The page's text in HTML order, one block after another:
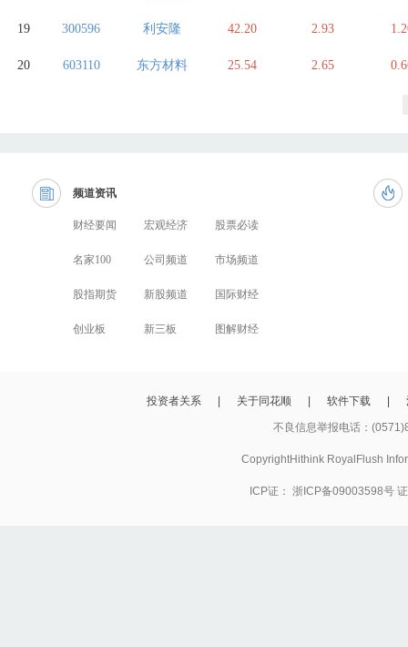
19 300596 利安隆 42.20 2.93
20 603110 东方材料 25.54 2.65
频道资讯
财经要闻 宏观经济 股票必读
名家100 公司频道 市场频道
股指期货 新股频道 国际财经
创业板 新三板 图解财经
投资者关系 关于同花顺 软件下载
不良信息举报电话：
CopyrightHithink RoyalFlush
ICP证： 浙ICP备09003598号